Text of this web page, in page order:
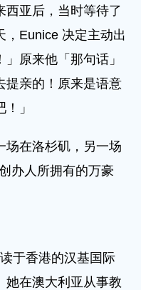
西亚后，当时等待了
，Eunice 决定主动出
原来他「那句话」
提亲的！原来是语意
」
在洛杉矶，另一场
办人所拥有的万豪
于香港的汉基国际
她在澳大利亚从事教